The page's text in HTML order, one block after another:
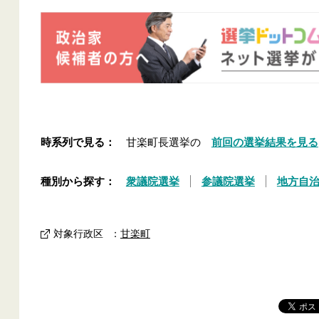
時系列で見る： 甘楽町長選挙の 前回の選挙結果を見る
種別から探す： 衆議院選挙 参議院選挙 地方自
対象行政区 ： 甘楽町